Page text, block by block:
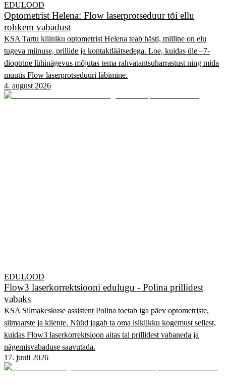
EDULOOD
Optometrist Helena: Flow laserprotseduur tõi ellu
rohkem vabadust
KSA Tartu kliiniku optometrist Helena teab hästi, milline on elu
tugeva miinuse, prillide ja kontaktläätsedega. Loe, kuidas üle –7-
dioptrine lühinägevus mõjutas tema rahvatantsuharrastust ning mida
muutis Flow laserprotseduuri läbimine.
4. august 2026
EDULOOD
Flow3 laserkorrektsiooni edulugu - Polina prillidest
vabaks
KSA Silmakeskuse assistent Polina toetab iga päev optometriste,
silmaarste ja kliente. Nüüd jagab ta oma isiklikku kogemust sellest,
kuidas Flow3 laserkorrektsioon aitas tal prillidest vabaneda ja
nägemisvabaduse saavutada.
17. juuli 2026